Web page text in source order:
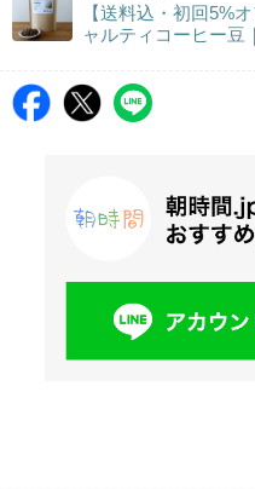
【送料込・初回5%
ャルティコーヒー豆